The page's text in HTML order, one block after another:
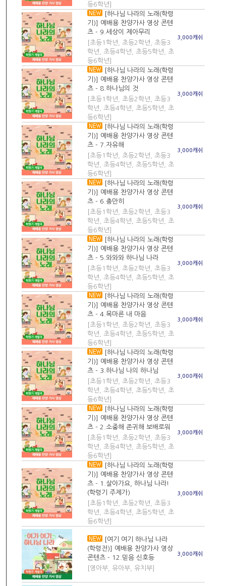
등6학년]
[하나님 나라의 노래(학령
기)] 예배용 찬양가사 영상 콘텐
츠 - 9.세상이 제아무리
[초등1학년, 초등2학년, 초등3
학년, 초등4학년, 초등5학년, 초
등6학년]
3,000캐쉬
[하나님 나라의 노래(학령
기)] 예배용 찬양가사 영상 콘텐
츠 - 8.하나님의 것
[초등1학년, 초등2학년, 초등3
학년, 초등4학년, 초등5학년, 초
등6학년]
3,000캐쉬
[하나님 나라의 노래(학령
기)] 예배용 찬양가사 영상 콘텐
츠 - 7.자유해
[초등1학년, 초등2학년, 초등3
학년, 초등4학년, 초등5학년, 초
등6학년]
3,000캐쉬
[하나님 나라의 노래(학령
기)] 예배용 찬양가사 영상 콘텐
츠 - 6.충만히
[초등1학년, 초등2학년, 초등3
학년, 초등4학년, 초등5학년, 초
등6학년]
3,000캐쉬
[하나님 나라의 노래(학령
기)] 예배용 찬양가사 영상 콘텐
츠 - 5.와와와 하나님 나라
[초등1학년, 초등2학년, 초등3
학년, 초등4학년, 초등5학년, 초
등6학년]
3,000캐쉬
[하나님 나라의 노래(학령
기)] 예배용 찬양가사 영상 콘텐
츠 - 4.목마른 내 마음
[초등1학년, 초등2학년, 초등3
학년, 초등4학년, 초등5학년, 초
등6학년]
3,000캐쉬
[하나님 나라의 노래(학령
기)] 예배용 찬양가사 영상 콘텐
츠 - 3.하나님 나의 하나님
[초등1학년, 초등2학년, 초등3
학년, 초등4학년, 초등5학년, 초
등6학년]
3,000캐쉬
[하나님 나라의 노래(학령
기)] 예배용 찬양가사 영상 콘텐
츠 - 2.소중해 존귀해 보배로워
[초등1학년, 초등2학년, 초등3
학년, 초등4학년, 초등5학년, 초
등6학년]
3,000캐쉬
[하나님 나라의 노래(학령
기)] 예배용 찬양가사 영상 콘텐
츠 - 1.살아가요, 하나님 나라!
(학령기 주제가)
[초등1학년, 초등2학년, 초등3
학년, 초등4학년, 초등5학년, 초
등6학년]
3,000캐쉬
[여기 여기 하나님 나라
(학령전)] 예배용 찬양가사 영상
콘텐츠 - 12.믿음 신호등
[영아부, 유아부, 유치부]
3,000캐쉬